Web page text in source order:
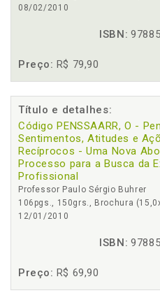
08/02/2010
ISBN:
Preço: R$ 79,90
Título e detalhes:
Código PENSSAARR, O -
Sentimentos, Atitudes e
Recíprocos - Uma Nova
Processo para a Busca da
Profissional
Professor Paulo Sérgio Buhrer
106pgs., 150grs., Brochura
12/01/2010
ISBN:
Preço: R$ 69,90